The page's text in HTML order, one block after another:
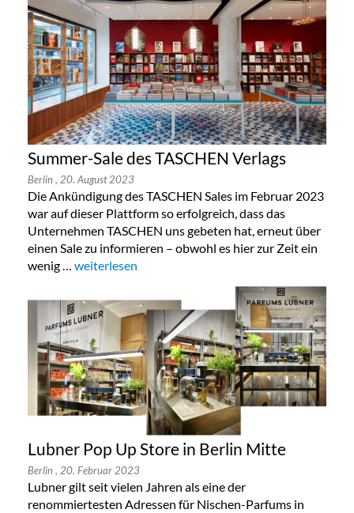
Summer-Sale des TASCHEN Verlags
Berlin, 20. August 2023
Die Ankündigung des TASCHEN Sales im Februar 2023
war auf dieser Plattform so erfolgreich, dass das
Unternehmen TASCHEN uns gebeten hat, erneut über
einen Sale zu informieren – obwohl es hier zur Zeit ein
wenig … „Summer-Sale des TASCHEN Verlags“
weiterlesen
Lubner Pop Up Store in Berlin Mitte
Berlin, 20. Februar 2023
Lubner gilt seit vielen Jahren als eine der
renommiertesten Adressen für Nischen-Parfums in